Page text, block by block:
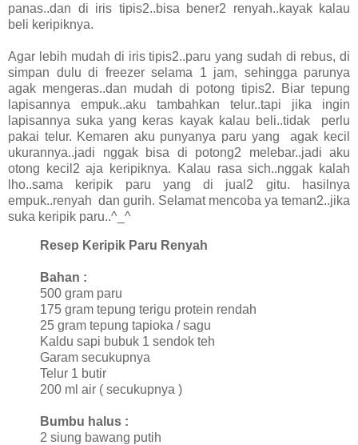
panas..dan di iris tipis2..bisa bener2 renyah..kayak kalau
beli keripiknya.
Agar lebih mudah di iris tipis2..paru yang sudah di rebus, di
simpan dulu di freezer selama 1 jam, sehingga parunya
agak mengeras..dan mudah di potong tipis2. Biar tepung
lapisannya empuk..aku tambahkan telur..tapi jika ingin
lapisannya suka yang keras kayak kalau beli..tidak perlu
pakai telur. Kemaren aku punyanya paru yang agak kecil
ukurannya..jadi nggak bisa di potong2 melebar..jadi aku
otong kecil2 aja keripiknya. Kalau rasa sich..nggak kalah
lho..sama keripik paru yang di jual2 gitu. hasilnya
empuk..renyah dan gurih. Selamat mencoba ya teman2..jika
suka keripik paru..^_^
Resep Keripik Paru Renyah
Bahan :
500 gram paru
175 gram tepung terigu protein rendah
25 gram tepung tapioka / sagu
Kaldu sapi bubuk 1 sendok teh
Garam secukupnya
Telur 1 butir
200 ml air ( secukupnya )
Bumbu halus :
2 siung bawang putih